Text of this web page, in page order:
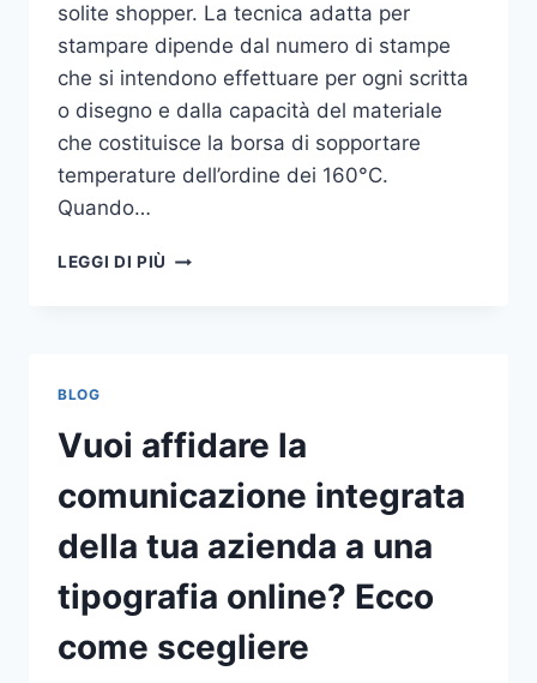
solite shopper. La tecnica adatta per
stampare dipende dal numero di stampe
che si intendono effettuare per ogni scritta
o disegno e dalla capacità del materiale
che costituisce la borsa di sopportare
temperature dell’ordine dei 160°C.
Quando…
LEGGI DI PIÙ COME
BLOG
Vuoi affidare la
comunicazione integrata
della tua azienda a una
tipografia online? Ecco
come scegliere